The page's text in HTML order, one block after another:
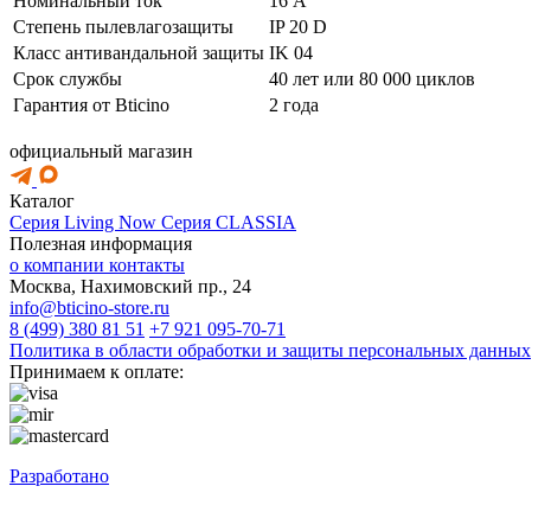
Степень пылевлагозащиты
IP 20 D
Класс антивандальной защиты IK 04
Срок службы
40 лет или 80 000 циклов
Гарантия от Bticino
2 года
официальный магазин
Каталог
Серия Living Now Серия CLASSIA
Полезная информация
о компании контакты
Москва, Нахимовский пр., 24
info@bticino-store.ru
8 (499) 380 81 51 +7 921 095-70-71
Политика в области обработки и защиты персональных данных
Принимаем к оплате:
Разработано